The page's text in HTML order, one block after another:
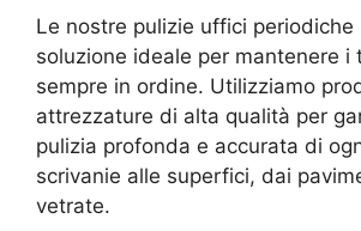
Le nostre pulizie uffici periodiche
soluzione ideale per mantenere i
sempre in ordine. Utilizziamo
attrezzature di alta qualità per
pulizia profonda e accurata di
scrivanie alle superfici, dai
vetrate.